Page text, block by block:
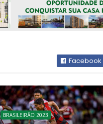
Facebook
BRASILEIRÃO 2023